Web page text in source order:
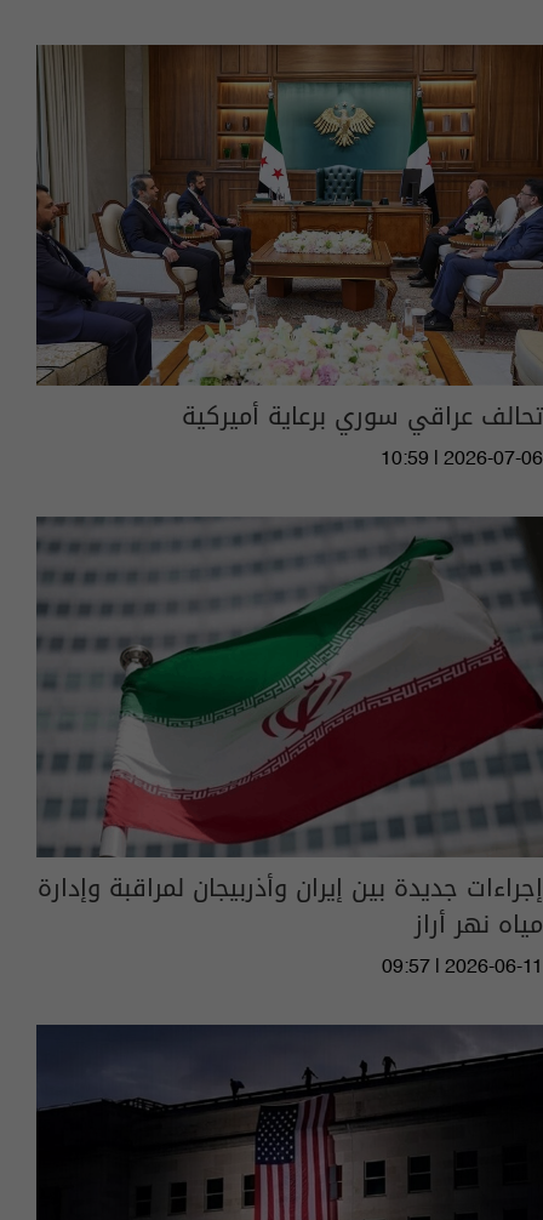
تحالف عراقي سوري برعاية أميركية
10:59 | 2026-07-06
إجراءات جديدة بين إيران وأذربيجان لمراقبة وإدارة
مياه نهر أراز
09:57 | 2026-06-11